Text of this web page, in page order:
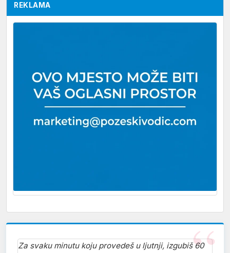
REKLAMA
Za svaku minutu koju provedeš u ljutnji, izgubiš 60